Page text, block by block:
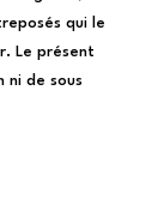
qui le
Le présent
ni de sous